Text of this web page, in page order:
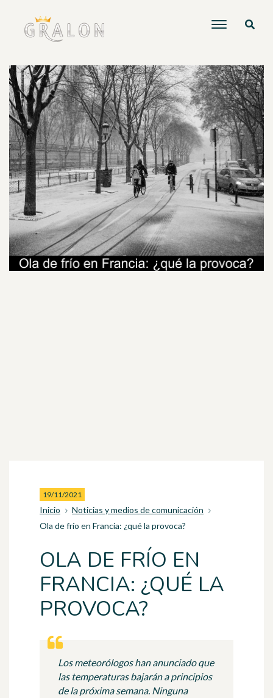
19/11/2021
Inicio
Noticias y medios de comunicación
Ola de frío en Francia: ¿qué la provoca?
OLA DE FRÍO EN
FRANCIA: ¿QUÉ LA
PROVOCA?
Los meteorólogos han anunciado que
las temperaturas bajarán a principios
de la próxima semana. Ninguna